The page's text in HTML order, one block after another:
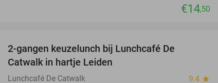
€14,50
2-gangen keuzelunch bij Lunchcafé De
Catwalk in hartje Leiden
Lunchcafé De Catwalk 9.4 star